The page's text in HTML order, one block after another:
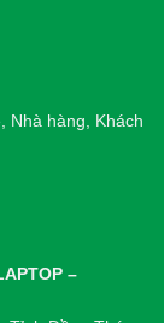
Nhà hàng, Khách
–